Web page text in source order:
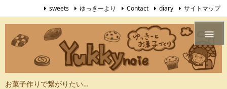
お菓子作りで繋がりたい…

sweets ゆっきーより Contact diary サイトマップ